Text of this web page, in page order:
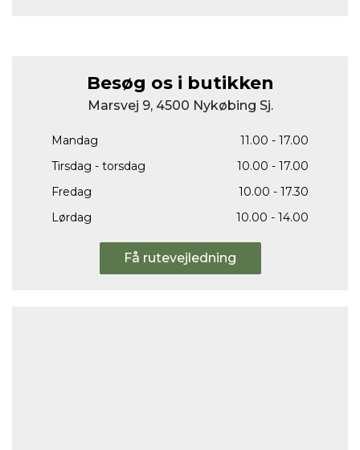
Besøg os i butikken
Marsvej 9, 4500 Nykøbing Sj.
Mandag
11.00 - 17.00
Tirsdag - torsdag
10.00 - 17.00
Fredag
10.00 - 17.30
Lørdag
10.00 - 14.00
Få rutevejledning